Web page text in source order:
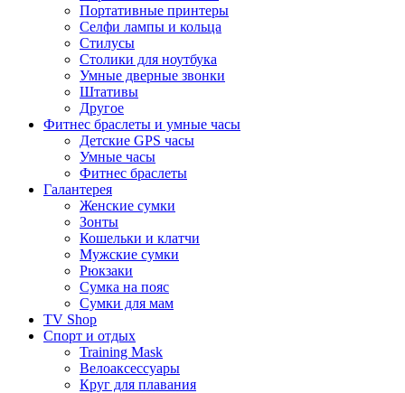
Портативные принтеры
Селфи лампы и кольца
Стилусы
Столики для ноутбука
Умные дверные звонки
Штативы
Другое
Фитнес браслеты и умные часы
Детские GPS часы
Умные часы
Фитнес браслеты
Галантерея
Женские сумки
Зонты
Кошельки и клатчи
Мужские сумки
Рюкзаки
Сумка на пояс
Сумки для мам
TV Shop
Спорт и отдых
Training Mask
Велоаксессуары
Круг для плавания